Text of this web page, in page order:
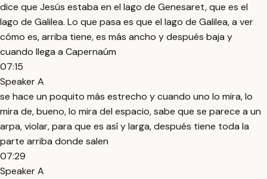
dice que Jesús estaba en el lago de Genesaret, que es el
lago de Galilea. Lo que pasa es que el lago de Galilea, a ver
cómo es, arriba tiene, es más ancho y después baja y
cuando llega a Capernaúm
07:15
Speaker A
se hace un poquito más estrecho y cuando uno lo mira, lo
mira de, bueno, lo mira del espacio, sabe que se parece a un
arpa, violar, para que es así y larga, después tiene toda la
parte arriba donde salen
07:29
Speaker A